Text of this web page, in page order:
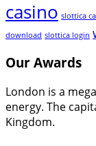
casino slottica
download slottica login
Our Awards
London is a
energy. The
Kingdom.